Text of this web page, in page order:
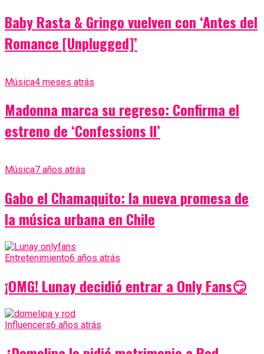
Baby Rasta & Gringo vuelven con ‘Antes del
Romance [Unplugged]’
Música4 meses atrás
Madonna marca su regreso: Confirma el
estreno de ‘Confessions II’
Música7 años atrás
Gabo el Chamaquito: la nueva promesa de
la música urbana en Chile
Entretenimiento6 años atrás
¡OMG! Lunay decidió entrar a Only Fans😏
Influencers6 años atrás